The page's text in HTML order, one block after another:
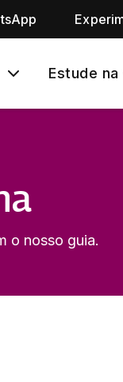
Estude na
o nosso guia.